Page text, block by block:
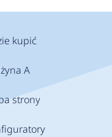
kupić
A
strony